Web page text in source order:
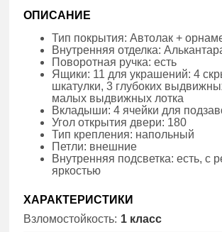
ОПИСАНИЕ
Тип покрытия: Автолак +
Внутренняя отделка:
Поворотная ручка: есть
Ящики: 11 для украшений: 4
шкатулки, 3 глубоких
малых выдвижных лотка
Вкладыши: 4 ячейки для
Угол открытия двери: 180
Тип крепления: напольный
Петли: внешние
Внутренняя подсветка: есть, с
яркостью
ХАРАКТЕРИСТИКИ
Взломостойкость: 1 класс